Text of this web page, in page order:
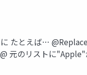
たとえば…
元のリストに